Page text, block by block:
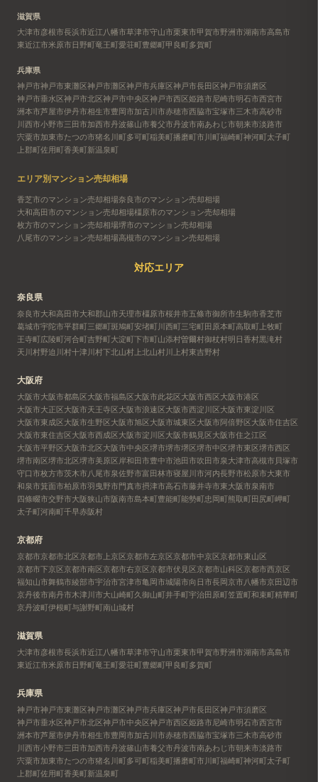
滋賀県
大津市彦根市長浜市近江八幡市草津市守山市栗東市甲賀市野洲市湖南市高島市
東近江市米原市日野町竜王町愛荘町豊郷町甲良町多賀町
兵庫県
神戸市神戸市東灘区神戸市灘区神戸市兵庫区神戸市長田区神戸市須磨区
神戸市垂水区神戸市北区神戸市中央区神戸市西区姫路市尼崎市明石市西宮市
洲本市芦屋市伊丹市相生市豊岡市加古川市赤穂市西脇市宝塚市三木市高砂市
川西市小野市三田市加西市丹波篠山市養父市丹波市南あわじ市朝来市淡路市
宍粟市加東市たつの市猪名川町多可町稲美町播磨町市川町福崎町神河町太子町
上郡町佐用町香美町新温泉町
エリア別マンション売却相場
香芝市のマンション売却相場奈良市のマンション売却相場
大和高田市のマンション売却相場橿原市のマンション売却相場
枚方市のマンション売却相場堺市のマンション売却相場
八尾市のマンション売却相場高槻市のマンション売却相場
対応エリア
奈良県
奈良市大和高田市大和郡山市天理市橿原市桜井市五條市御所市生駒市香芝市
葛城市宇陀市平群町三郷町斑鳩町安堵町川西町三宅町田原本町高取町 上牧町
王寺町広陵町河合町吉野町大淀町下市町山添村曽爾村御杖村明日香村黒滝村
天川村野迫川村十津川村下北山村 上北山村川上村東吉野村
大阪府
大阪市大阪市都島区大阪市福島区大阪市此花区大阪市西区大阪市港区
大阪市大正区大阪市天王寺区大阪市浪速区大阪市西淀川区大阪市東淀川区
大阪市東成区大阪市生野区大阪市旭区大阪市城東区大阪市阿倍野区大阪市住吉区
大阪市東住吉区大阪市西成区大阪市淀川区大阪市鶴見区大阪市住之江区
大阪市平野区大阪市北区大阪市中央区堺市堺市堺区堺市中区堺市東区堺市西区
堺市南区堺市北区堺市美原区岸和田市豊中市池田市吹田市泉大津市高槻市 貝塚市
守口市枚方市茨木市八尾市泉佐野市富田林市寝屋川市河内長野市松原市大東市
和泉市箕面市柏原市羽曳野市門真市摂津市高石市藤井寺市東大阪市泉南市
四條畷市交野市大阪狭山市阪南市島本町豊能町能勢町忠岡町熊取町田尻町岬町
太子町河南町千早赤阪村
京都府
京都市京都市北区京都市上京区京都市左京区京都市中京区京都市東山区
京都市下京区京都市南区京都市右京区京都市伏見区京都市山科区京都市西京区
福知山市舞鶴市綾部市宇治市宮津市亀岡市城陽市向日市長岡京市八幡市京田辺市
京丹後市南丹市木津川市大山崎町久御山町井手町宇治田原町笠置町和束町精華町
京丹波町伊根町与謝野町南山城村
滋賀県
大津市彦根市長浜市近江八幡市草津市守山市栗東市甲賀市野洲市湖南市高島市
東近江市米原市日野町竜王町愛荘町豊郷町甲良町多賀町
兵庫県
神戸市神戸市東灘区神戸市灘区神戸市兵庫区神戸市長田区神戸市須磨区
神戸市垂水区神戸市北区神戸市中央区神戸市西区姫路市尼崎市明石市西宮市
洲本市芦屋市伊丹市相生市豊岡市加古川市赤穂市西脇市宝塚市三木市高砂市
川西市小野市三田市加西市丹波篠山市養父市丹波市南あわじ市朝来市淡路市
宍粟市加東市たつの市猪名川町多可町稲美町播磨町市川町福崎町神河町太子町
上郡町佐用町香美町新温泉町